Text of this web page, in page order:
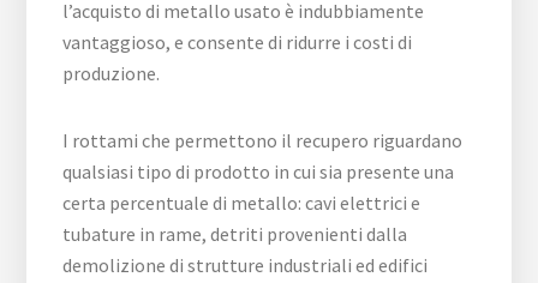
l’acquisto di metallo usato è indubbiamente
vantaggioso, e consente di ridurre i costi di
produzione.
I rottami che permettono il recupero riguardano
qualsiasi tipo di prodotto in cui sia presente una
certa percentuale di metallo: cavi elettrici e
tubature in rame, detriti provenienti dalla
demolizione di strutture industriali ed edifici